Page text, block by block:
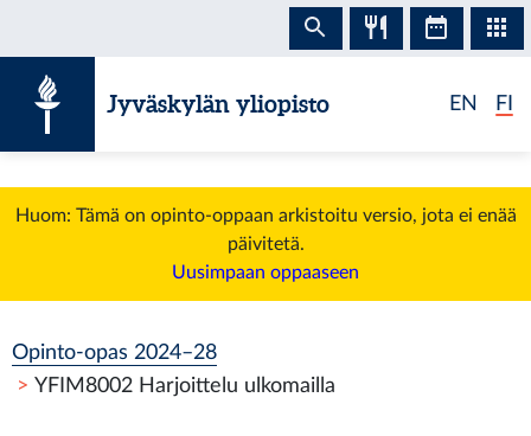
Jyväskylän yliopisto EN FI
Huom: Tämä on opinto-oppaan arkistoitu versio, jota ei enää
päivitetä.
Uusimpaan oppaaseen
Opinto-opas 2024–28
YFIM8002 Harjoittelu ulkomailla